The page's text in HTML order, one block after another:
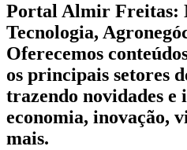
Portal Almir Freitas:
Tecnologia,
Oferecemos
os principais setores
trazendo novidades e
economia, inovação,
mais.